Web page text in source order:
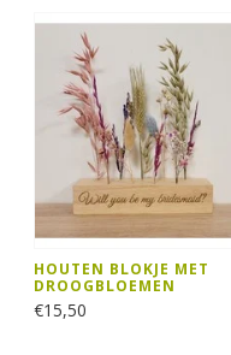
HOUTEN BLOKJE MET
DROOGBLOEMEN
€15,50